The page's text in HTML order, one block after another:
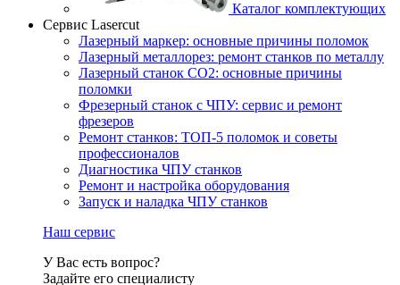
Каталог комплектующих
Сервис Lasercut
Лазерный маркер: основные причины поломок
Лазерный металлорез: ремонт станков по металлу
Лазерный станок СО2: основные причины
поломки
Фрезерный станок с ЧПУ: сервис и ремонт
фрезеров
Ремонт станков: ТОП-5 поломок и советы
профессионалов
Диагностика ЧПУ станков
Ремонт и настройка оборудования
Запуск и наладка ЧПУ станков
Наш сервис
У Вас есть вопрос?
Задайте его специалисту